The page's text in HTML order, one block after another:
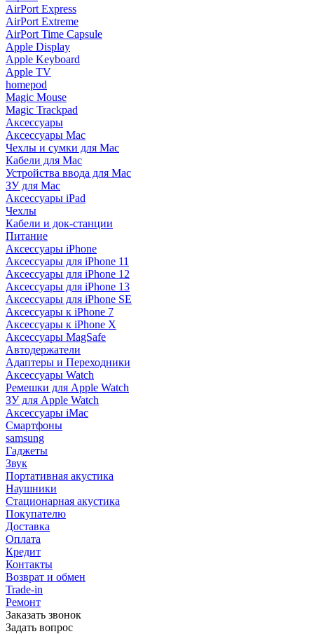
AirPort Express
AirPort Extreme
AirPort Time Capsule
Apple Display
Apple Keyboard
Apple TV
homepod
Magic Mouse
Magic Trackpad
Аксессуары
Аксессуары Mac
Чехлы и сумки для Mac
Кабели для Mac
Устройства ввода для Mac
ЗУ для Mac
Аксессуары iPad
Чехлы
Кабели и док-станции
Питание
Аксессуары iPhone
Аксессуары для iPhone 11
Аксессуары для iPhone 12
Аксессуары для iPhone 13
Аксессуары для iPhone SE
Аксессуары к iPhone 7
Аксессуары к iPhone X
Аксессуары MagSafe
Автодержатели
Адаптеры и Переходники
Аксессуары Watch
Ремешки для Apple Watch
ЗУ для Apple Watch
Аксессуары iMac
Смартфоны
samsung
Гаджеты
Звук
Портативная акустика
Наушники
Стационарная акустика
Покупателю
Доставка
Оплата
Кредит
Контакты
Возврат и обмен
Trade-in
Ремонт
Заказать звонок
Задать вопрос